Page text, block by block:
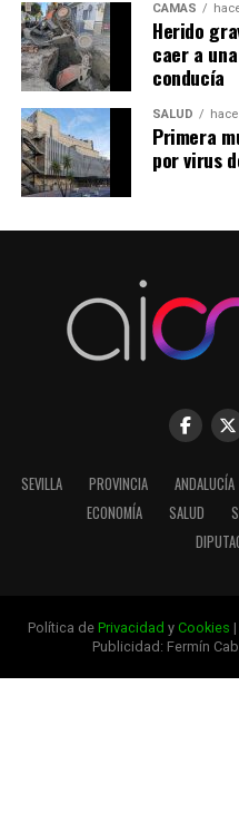
CAMAS
Herido
caer a
conducía
SALUD
Primera
por virus
SEVILLA PROVINCIA ANDALUCÍA
ECONOMÍA
SALUD
Política de Privacidad y Cookies |
Publicidad: Fermín